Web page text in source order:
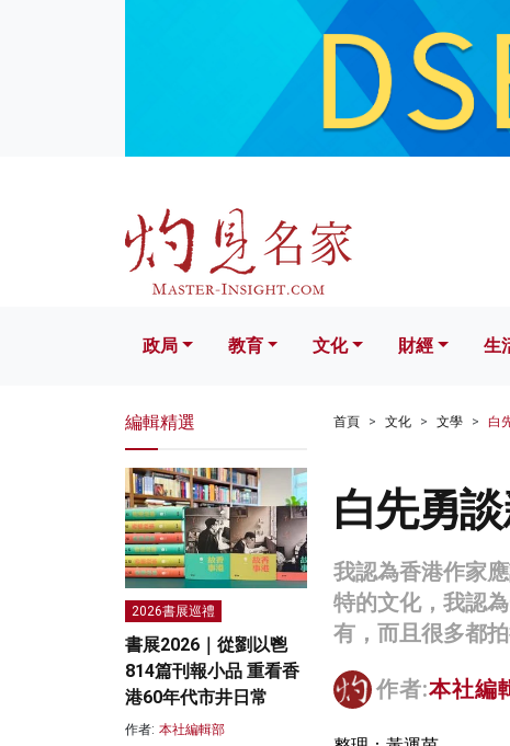
文化 財經 生活
政局 教育 文化 財經 生
首頁 文化 文學 白
白先勇
我認為香港作家
特的文化，我認
有，而且很多都
作者:本社編
編輯精選
2026書展巡禮
書展2026｜從劉以鬯
814篇刊報小品 重看香
港60年代市井日常
作者: 本社編輯部